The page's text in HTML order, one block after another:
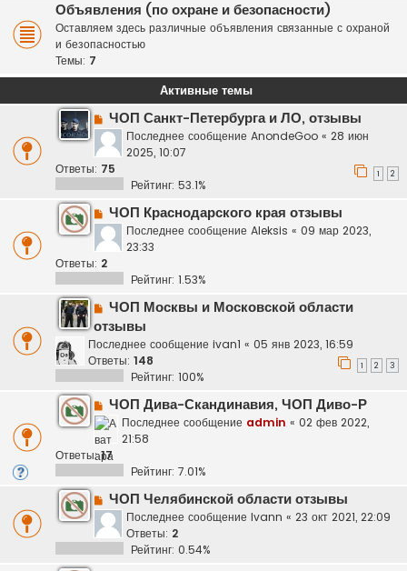
Объявления (по охране и безопасности)
Оставляем здесь различные объявления связанные с охраной
и безопасностью
Темы: 7
Активные темы
ЧОП Санкт-Петербурга и ЛО, отзывы
Последнее сообщение AnondeGoo « 28 июн
2025, 10:07
Ответы: 75 1 2
Рейтинг: 53.1%
ЧОП Краснодарского края отзывы
Последнее сообщение Aleksis « 09 мар 2023,
23:33
Ответы: 2
Рейтинг: 1.53%
ЧОП Москвы и Московской области
отзывы
Последнее сообщение ivan1 « 05 янв 2023, 16:59
Ответы: 148 1 2 3
Рейтинг: 100%
ЧОП Дива-Скандинавия, ЧОП Диво-Р
Последнее сообщение admin « 02 фев 2022,
21:58
Ответы:17
Рейтинг: 7.01%
ЧОП Челябинской области отзывы
Последнее сообщение Ivann « 23 окт 2021, 22:09
Ответы: 2
Рейтинг: 0.54%